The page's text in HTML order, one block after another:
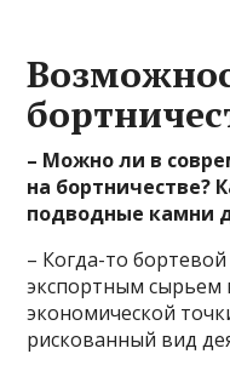
– Можно ли в
на бортничестве?
подводные камни
– Когда-то
экспортным сырьем
экономической
рискованный вид